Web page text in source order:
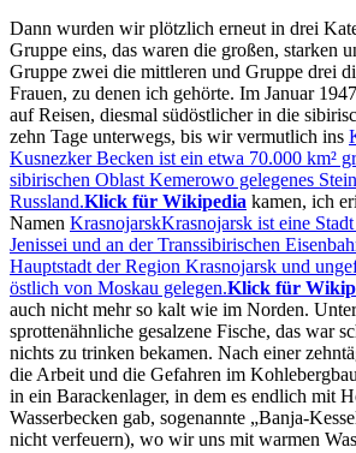
Dann wurden wir plötzlich erneut in drei
Gruppe eins, das waren die großen, starken
Gruppe zwei die mittleren und Gruppe drei
Frauen, zu denen ich gehörte. Im Januar
auf Reisen, diesmal südöstlicher in die
zehn Tage unterwegs, bis wir vermutlich ins
Kusnezker Becken ist ein etwa 70.000 km²
sibirischen Oblast Kemerowo gelegenes
Russland.Klick für Wikipedia kamen, ich
Namen KrasnojarskKrasnojarsk ist eine
Jenissei und an der Transsibirischen
Hauptstadt der Region Krasnojarsk und
östlich von Moskau gelegen.Klick für
auch nicht mehr so kalt wie im Norden.
sprottenähnliche gesalzene Fische, das war
nichts zu trinken bekamen. Nach einer
die Arbeit und die Gefahren im
in ein Barackenlager, in dem es endlich mit
Wasserbecken gab, sogenannte
Banja-
nicht verfeuern), wo wir uns mit warmen